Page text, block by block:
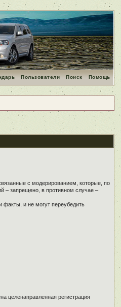
Помощь
Поиск
Пользователи
с модерированием, которые, по
– запрещено, в противном случае –
факты, и не могут переубедить
целенаправленная регистрация